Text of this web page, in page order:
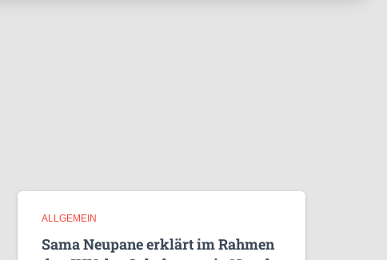
ALLGEMEIN
Sama Neupane erklärt im Rahmen